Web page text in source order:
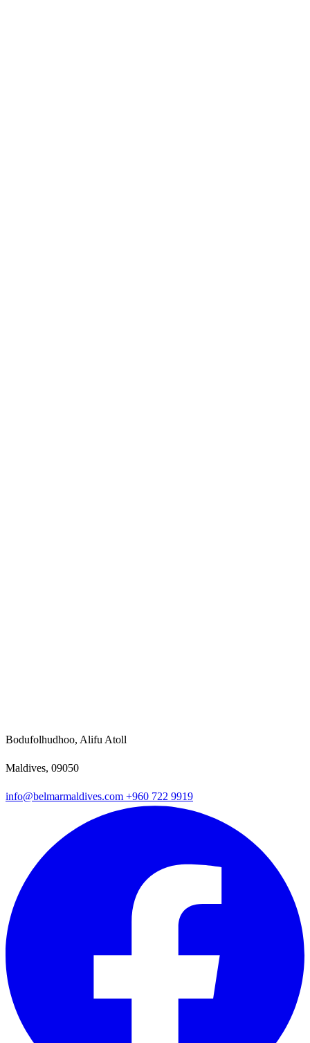
Bodufolhudhoo, Alifu Atoll
Maldives, 09050
info@belmarmaldives.com +960 722 9919